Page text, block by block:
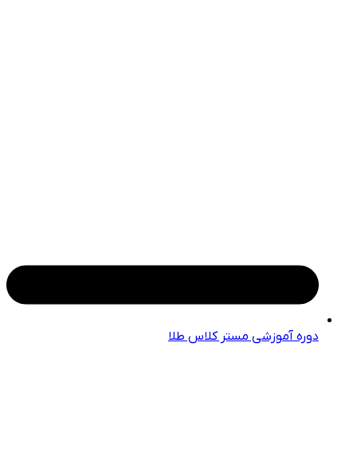
دوره آموزشی مستر کلاس طلا